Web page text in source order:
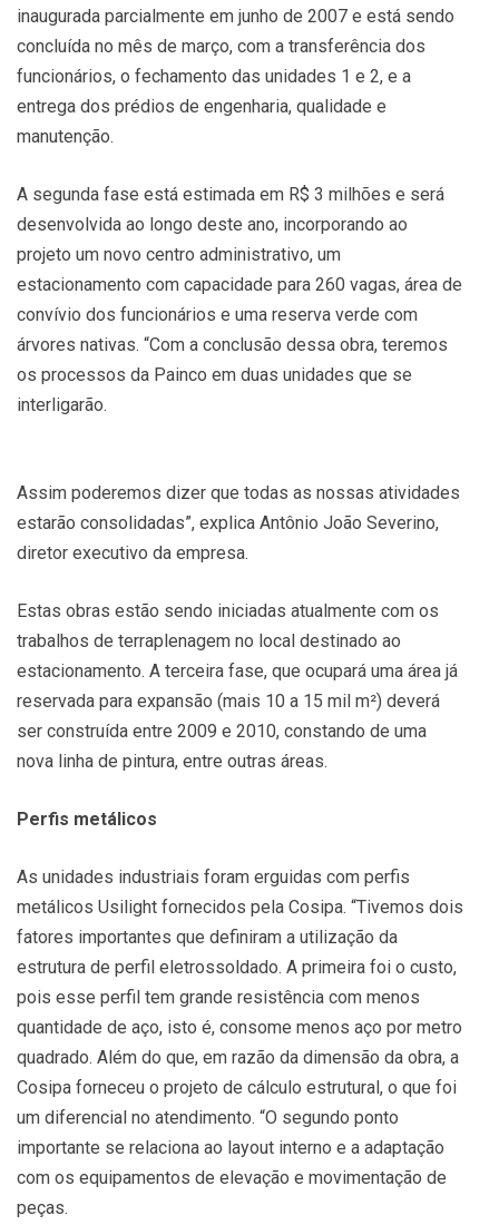
inaugurada parcialmente em junho de 2007 e está sendo
concluída no mês de março, com a transferência dos
funcionários, o fechamento das unidades 1 e 2, e a
entrega dos prédios de engenharia, qualidade e
manutenção.
A segunda fase está estimada em R$ 3 milhões e será
desenvolvida ao longo deste ano, incorporando ao
projeto um novo centro administrativo, um
estacionamento com capacidade para 260 vagas, área de
convívio dos funcionários e uma reserva verde com
árvores nativas. “Com a conclusão dessa obra, teremos
os processos da Painco em duas unidades que se
interligarão.
Assim poderemos dizer que todas as nossas atividades
estarão consolidadas”, explica Antônio João Severino,
diretor executivo da empresa.
Estas obras estão sendo iniciadas atualmente com os
trabalhos de terraplenagem no local destinado ao
estacionamento. A terceira fase, que ocupará uma área já
reservada para expansão (mais 10 a 15 mil m²) deverá
ser construída entre 2009 e 2010, constando de uma
nova linha de pintura, entre outras áreas.
Perfis metálicos
As unidades industriais foram erguidas com perfis
metálicos Usilight fornecidos pela Cosipa. “Tivemos dois
fatores importantes que definiram a utilização da
estrutura de perfil eletrossoldado. A primeira foi o custo,
pois esse perfil tem grande resistência com menos
quantidade de aço, isto é, consome menos aço por metro
quadrado. Além do que, em razão da dimensão da obra, a
Cosipa forneceu o projeto de cálculo estrutural, o que foi
um diferencial no atendimento. “O segundo ponto
importante se relaciona ao layout interno e a adaptação
com os equipamentos de elevação e movimentação de
peças.